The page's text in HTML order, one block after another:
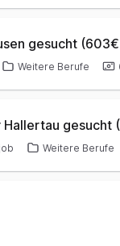
gesucht
Weitere Berufe
Weitere Berufe